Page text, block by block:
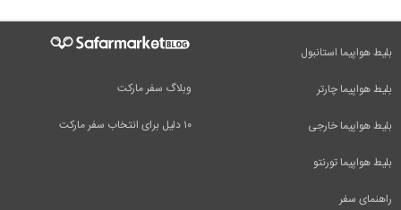
وبلاگ سفر مارکت
۱۰ دلیل برای انتخاب سفر مارکت
بلیط هواپیما استانبول
بلیط هواپیما چارتر
بلیط هواپیما خارجی
بلیط هواپیما تورنتو
راهنمای سفر